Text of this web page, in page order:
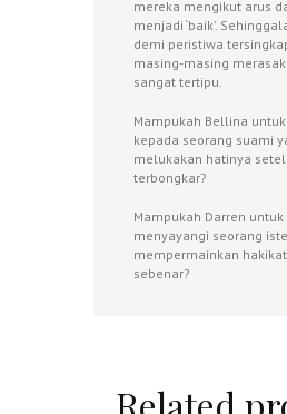
mereka mengikut arus
menjadi ‘baik’.
demi peristiwa
masing-masing
sangat tertipu.
Mampukah Bellina
kepada seorang suami
melukakan hatinya
terbongkar?
Mampukah Darren
menyayangi seorang
mempermainkan
sebenar?
Related